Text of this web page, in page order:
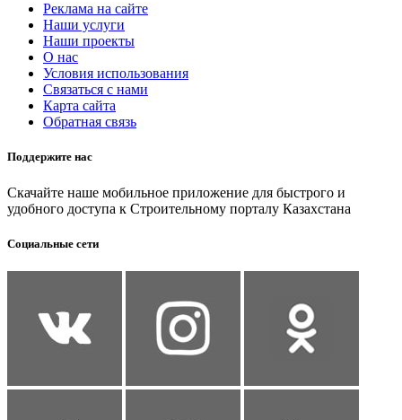
Реклама на сайте
Наши услуги
Наши проекты
О нас
Условия использования
Связаться с нами
Карта сайта
Обратная связь
Поддержите нас
Скачайте наше мобильное приложение для быстрого и
удобного доступа к Строительному порталу Казахстана
Социальные сети